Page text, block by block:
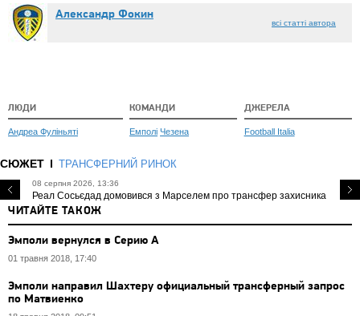
Александр Фокин
всі статті автора
ЛЮДИ
Андреа Фуліньяті
КОМАНДИ
Емполі Чезена
ДЖЕРЕЛА
Football Italia
СЮЖЕТ ТРАНСФЕРНИЙ РИНОК
08 серпня 2026, 13:36
Реал Сосьєдад домовився з Марселем про трансфер захисника
ЧИТАЙТЕ ТАКОЖ
Эмполи вернулся в Серию А
01 травня 2018, 17:40
Эмполи направил Шахтеру официальный трансферный запрос
по Матвиенко